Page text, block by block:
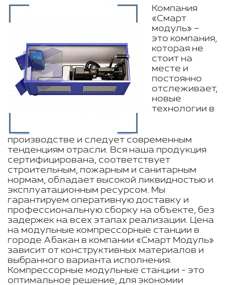
Компания
«Смарт
модуль» –
это компания,
которая не
стоит на
месте и
постоянно
отслеживает,
новые
технологии в
производстве и следует современным
тенденциям отрасли. Вся наша продукция
сертифицирована, соответствует
строительным, пожарным и санитарным
нормам, обладает высокой ликвидностью и
эксплуатационным ресурсом. Мы
гарантируем оперативную доставку и
профессиональную сборку на объекте, без
задержек на всех этапах реализации. Цена
на модульные компрессорные станции в
городе Абакан в компании «Смарт Модуль»
зависит от конструктивных материалов и
выбранного варианта исполнения.
Компрессорные модульные станции - это
оптимальное решение, для экономии